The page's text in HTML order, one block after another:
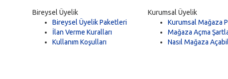
Bireysel Üyelik
Bireysel Üyelik Paketleri
İlan Verme Kuralları
Kullanım Koşulları
Kurumsal Üyelik
Kurumsal Mağaza
Mağaza Açma
Nasıl Mağaza